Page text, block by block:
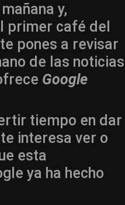
y,
primer café del
pones a revisar
de las noticias
Google
tiempo en dar
interesa ver o
esta
ya ha hecho